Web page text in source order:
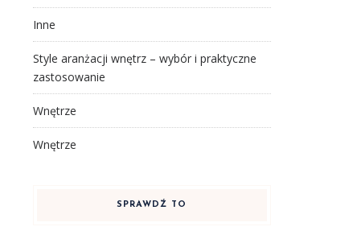
Inne
Style aranżacji wnętrz – wybór i praktyczne
zastosowanie
Wnętrze
Wnętrze
SPRAWDŹ TO